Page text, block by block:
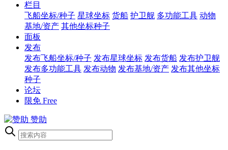
栏目
飞船坐标/种子 星球坐标 货船 护卫舰 多功能工具 动物
基地/资产 其他坐标种子
面板
发布
发布飞船坐标/种子 发布星球坐标 发布货船 发布护卫舰
发布多功能工具 发布动物 发布基地/资产 发布其他坐标
种子
论坛
限免 Free
赞助